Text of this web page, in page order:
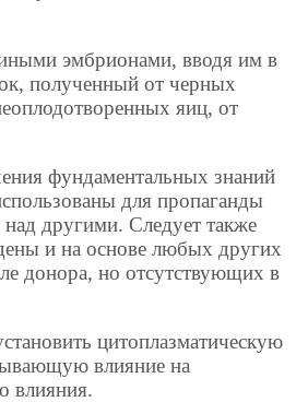
эмбрионами, вводя им в
полученный от черных
яиц, от
фундаментальных знаний
для пропаганды
над другими. Следует также
и на основе любых других
донора, но отсутствующих в
цитоплазматическую
влияние на
влияния.